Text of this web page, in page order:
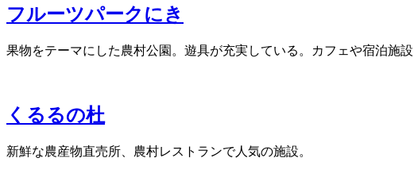
フルーツパークにき
果物をテーマにした農村公園。遊具が充実している。カフェや宿泊施設
くるるの杜
新鮮な農産物直売所、農村レストランで人気の施設。